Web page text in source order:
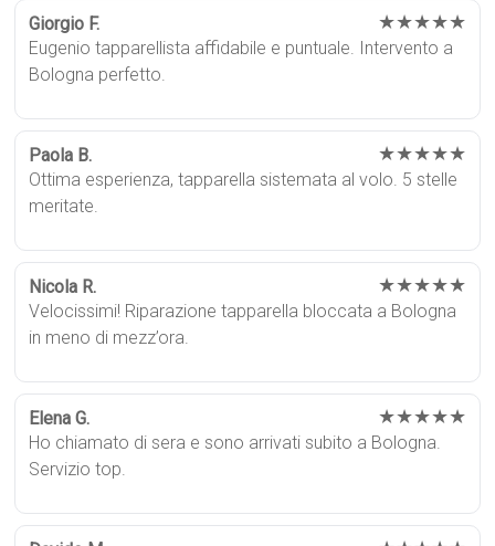
Giorgio F. ★★★★★
Eugenio tapparellista affidabile e puntuale. Intervento a
Bologna perfetto.
Paola B. ★★★★★
Ottima esperienza, tapparella sistemata al volo. 5 stelle
meritate.
Nicola R. ★★★★★
Velocissimi! Riparazione tapparella bloccata a Bologna
in meno di mezz’ora.
Elena G. ★★★★★
Ho chiamato di sera e sono arrivati subito a Bologna.
Servizio top.